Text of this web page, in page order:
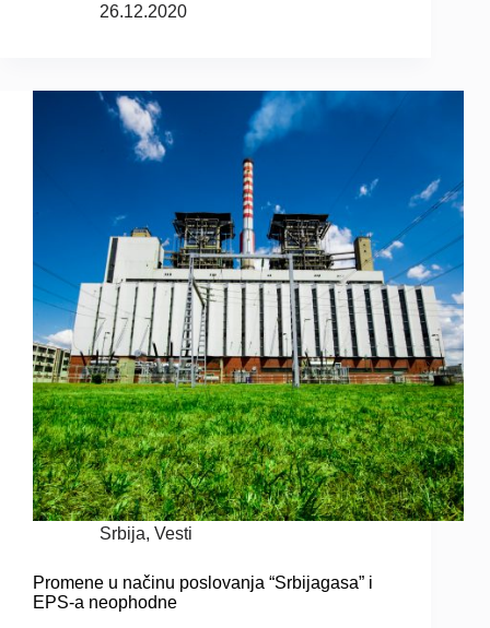
26.12.2020
Srbija, Vesti
Promene u načinu poslovanja “Srbijagasa” i
EPS-a neophodne